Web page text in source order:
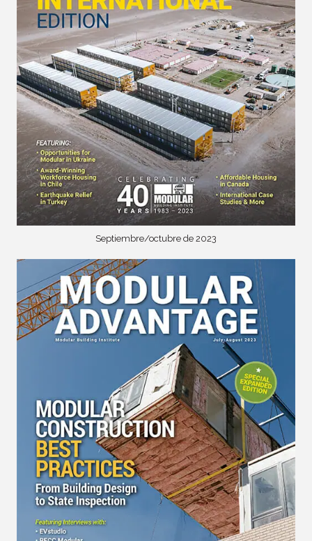
Septiembre/octubre de 2023